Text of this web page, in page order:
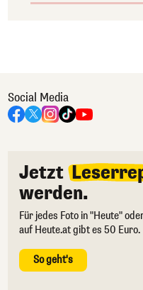
Social Media
Jetzt
werden.
Für jedes Foto in "Heute"
auf Heute.at gibt es 50 Euro.
So geht's